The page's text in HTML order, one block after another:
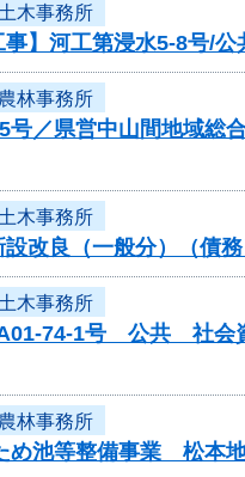
木事務所
事】河工第浸水5-8号/
林事務所
号／県営中山間地域
木事務所
改良（一般分）（債
木事務所
A01-74-1号 公共 社会
林事務所
め池等整備事業 松